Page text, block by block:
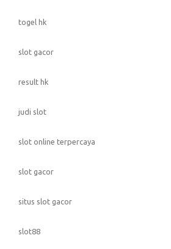
togel hk
slot gacor
result hk
judi slot
slot online terpercaya
slot gacor
situs slot gacor
slot88